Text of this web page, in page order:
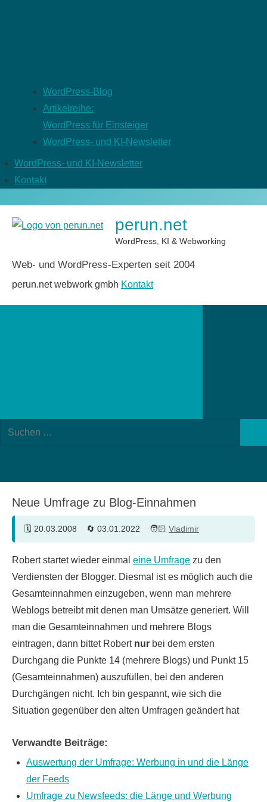
WordPress-Blog
Artikelreihe:
WordPress für Einsteiger
WordPress- und KI-Newsletter
WordPress- und KI-Newsletter
Kontakt
perun.net
WordPress, KI & Webworking
Web- und WordPress-Experten seit 2004
perun.net webwork gmbh Kontakt
Suchen
Neue Umfrage zu Blog-Einnahmen
20.03.2008 03.01.2022 Vladimir
Robert startet wieder einmal eine Umfrage zu den
Verdiensten der Blogger. Diesmal ist es möglich auch die
Gesamteinnahmen einzugeben, wenn man mehrere
Weblogs betreibt mit denen man Umsätze generiert. Will
man die Gesamteinnahmen und mehrere Blogs
eintragen, dann bittet Robert nur bei dem ersten
Durchgang die Punkte 14 (mehrere Blogs) und Punkt 15
(Gesamteinnahmen) auszufüllen, bei den anderen
Durchgängen nicht. Ich bin gespannt, wie sich die
Situation gegenüber den alten Umfragen geändert hat
Verwandte Beiträge:
Auswertung der Umfrage: Werbung in und die Länge
der Feeds
Umfrage zu Newsfeeds: die Länge und Werbung